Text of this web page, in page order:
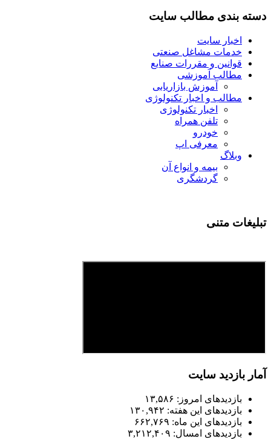
دسته بندی مطالب سایت
اخبار سایت
خدمات مشاغل صنعتی
قوانین و مقررات صنایع
مطالب آموزشی
آموزش بازاریابی
مطالب و اخبار تکنولوژی
اخبار تکنولوژی
تلفن همراه
خودرو
معرفی اپ
وبلاگ
بیمه و انواع آن
گردشگری
تبلیغات متنی
آمار بازدید سایت
بازدیدهای امروز: ۱۳,۵۸۶
بازدیدهای این هفته: ۱۳۰,۹۴۲
بازدیدهای این ماه: ۶۶۲,۷۶۹
بازدیدهای امسال: ۳,۲۱۲,۴۰۹